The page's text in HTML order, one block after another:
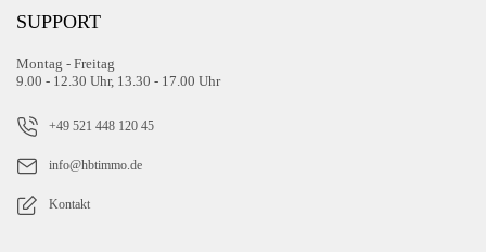
SUPPORT
Montag - Freitag
9.00 - 12.30 Uhr, 13.30 - 17.00 Uhr
+49 521 448 120 45
info@hbtimmo.de
Kontakt